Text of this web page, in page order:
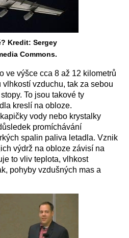
Kredit: Sergey
Commons.
ve výšce cca 8 až 12 kilometrů
vzduchu, tak za sebou
To jsou takové ty
kreslí na obloze.
vody nebo krystalky
promíchávání
spalin paliva letadla. Vznik
výdrž na obloze závisí na
to vliv teplota, vlhkost
pohyby vzdušných mas a